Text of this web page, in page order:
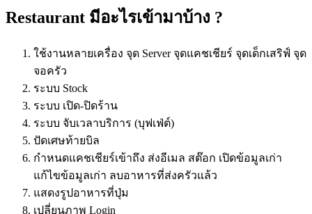
Restaurant มีอะไรเข้ามาบ้าง ?
ใช้งานหลายเครื่อง จุด Server จุดแคชเชียร์ จุดเด็กเสริฟ์ จุด
จอครัว
ระบบ Stock
ระบบ เปิด-ปิดร้าน
ระบบ จับเวลาบริการ (บุฟเฟ่ต์)
ปัดเศษท้ายบิล
กำหนดแคชเชียร์เข้าถึง ส่งอีเมล สต๊อก เปิดข้อมูลเก่า
แก้ไขข้อมูลเก่า ลบอาหารที่ส่งครัวแล้ว
แสดงรูปอาหารที่ปุ่ม
เปลี่ยนภาพ Login